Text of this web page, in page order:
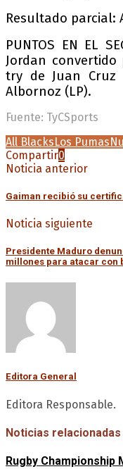
Resultado parcial:
PUNTOS EN EL
Jordan convertido
try de Juan Cruz
Albornoz (LP).
Fuente: TyCSports
All BlacksLos Pumas
Compartir0
Noticia anterior
Gaiman recibió su
Noticia siguiente
Presidente Maduro
millones para atacar con
Editora General
Editora Responsable.
Noticias relacionadas
Rugby